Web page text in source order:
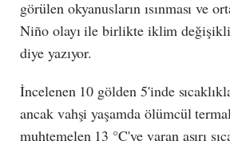
görülen okyanusların ısınması ve
Niño olayı ile birlikte iklim
diye yazıyor.
İncelenen 10 gölden 5'inde
ancak vahşi yaşamda ölümcül
muhtemelen 13 °C'ye varan aşırı